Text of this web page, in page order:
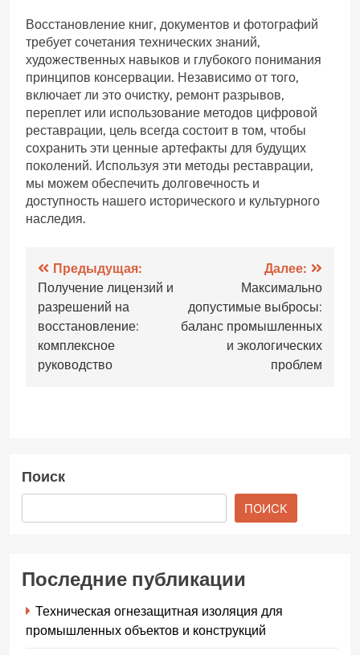
Восстановление книг, документов и фотографий
требует сочетания технических знаний,
художественных навыков и глубокого понимания
принципов консервации. Независимо от того,
включает ли это очистку, ремонт разрывов,
переплет или использование методов цифровой
реставрации, цель всегда состоит в том, чтобы
сохранить эти ценные артефакты для будущих
поколений. Используя эти методы реставрации,
мы можем обеспечить долговечность и
доступность нашего исторического и культурного
наследия.
Навигация
по
записям
Предыдущая:
Получение лицензий и
разрешений на
восстановление:
комплексное
руководство
Далее:
Максимально
допустимые выбросы:
баланс промышленных
и экологических
проблем
Поиск
ПОИСК
Последние публикации
Техническая огнезащитная изоляция для
промышленных объектов и конструкций